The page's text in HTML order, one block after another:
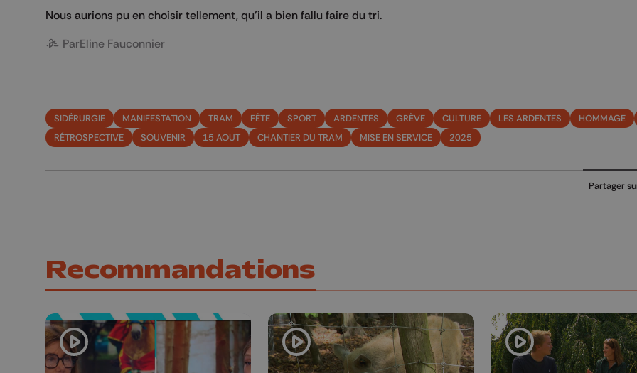
Nous aurions pu en choisir tellement, qu'il a bien fallu faire du tri.
ParEline Fauconnier
SIDÉRURGIE MANIFESTATION TRAM FÊTE SPORT ARDENTES GRÈVE CULTURE LES ARDENTES HOMMAGE
RÉTROSPECTIVE
SOUVENIR 15 AOUT CHANTIER DU TRAM MISE EN SERVICE 2025
Partager
Recommandations